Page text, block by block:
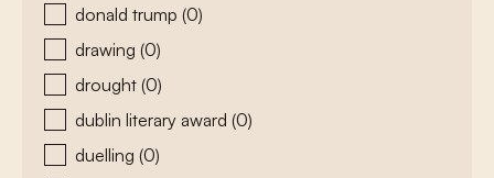
donald trump (0)
drawing (0)
drought (0)
dublin literary award (0)
duelling (0)